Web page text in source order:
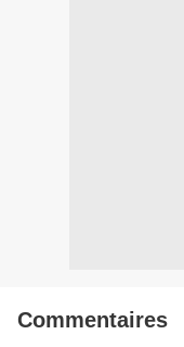
Commentaires